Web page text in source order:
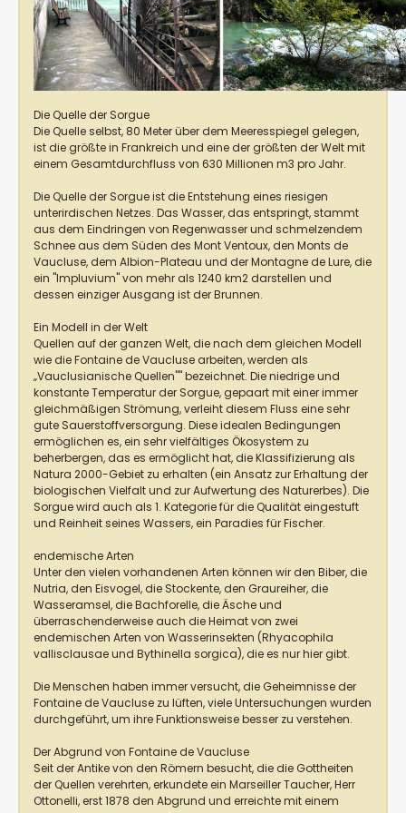
Die Quelle der Sorgue
Die Quelle selbst, 80 Meter über dem Meeresspiegel gelegen,
ist die größte in Frankreich und eine der größten der Welt mit
einem Gesamtdurchfluss von 630 Millionen m3 pro Jahr.
Die Quelle der Sorgue ist die Entstehung eines riesigen
unterirdischen Netzes. Das Wasser, das entspringt, stammt
aus dem Eindringen von Regenwasser und schmelzendem
Schnee aus dem Süden des Mont Ventoux, den Monts de
Vaucluse, dem Albion-Plateau und der Montagne de Lure, die
ein "Impluvium" von mehr als 1240 km2 darstellen und
dessen einziger Ausgang ist der Brunnen.
Ein Modell in der Welt
Quellen auf der ganzen Welt, die nach dem gleichen Modell
wie die Fontaine de Vaucluse arbeiten, werden als
„Vauclusianische Quellen"" bezeichnet. Die niedrige und
konstante Temperatur der Sorgue, gepaart mit einer immer
gleichmäßigen Strömung, verleiht diesem Fluss eine sehr
gute Sauerstoffversorgung. Diese idealen Bedingungen
ermöglichen es, ein sehr vielfältiges Ökosystem zu
beherbergen, das es ermöglicht hat, die Klassifizierung als
Natura 2000-Gebiet zu erhalten (ein Ansatz zur Erhaltung der
biologischen Vielfalt und zur Aufwertung des Naturerbes). Die
Sorgue wird auch als 1. Kategorie für die Qualität eingestuft
und Reinheit seines Wassers, ein Paradies für Fischer.
endemische Arten
Unter den vielen vorhandenen Arten können wir den Biber, die
Nutria, den Eisvogel, die Stockente, den Graureiher, die
Wasseramsel, die Bachforelle, die Äsche und
überraschenderweise auch die Heimat von zwei
endemischen Arten von Wasserinsekten (Rhyacophila
vallisclausae und Bythinella sorgica), die es nur hier gibt.
Die Menschen haben immer versucht, die Geheimnisse der
Fontaine de Vaucluse zu lüften, viele Untersuchungen wurden
durchgeführt, um ihre Funktionsweise besser zu verstehen.
Der Abgrund von Fontaine de Vaucluse
Seit der Antike von den Römern besucht, die die Gottheiten
der Quellen verehrten, erkundete ein Marseiller Taucher, Herr
Ottonelli, erst 1878 den Abgrund und erreichte mit einem